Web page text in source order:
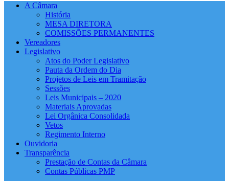
A Câmara
História
MESA DIRETORA
COMISSÕES PERMANENTES
Vereadores
Legislativo
Atos do Poder Legislativo
Pauta da Ordem do Dia
Projetos de Leis em Tramitação
Sessões
Leis Municipais – 2020
Materiais Aprovadas
Lei Orgânica Consolidada
Vetos
Regimento Interno
Ouvidoria
Transparência
Prestação de Contas da Câmara
Contas Públicas PMP